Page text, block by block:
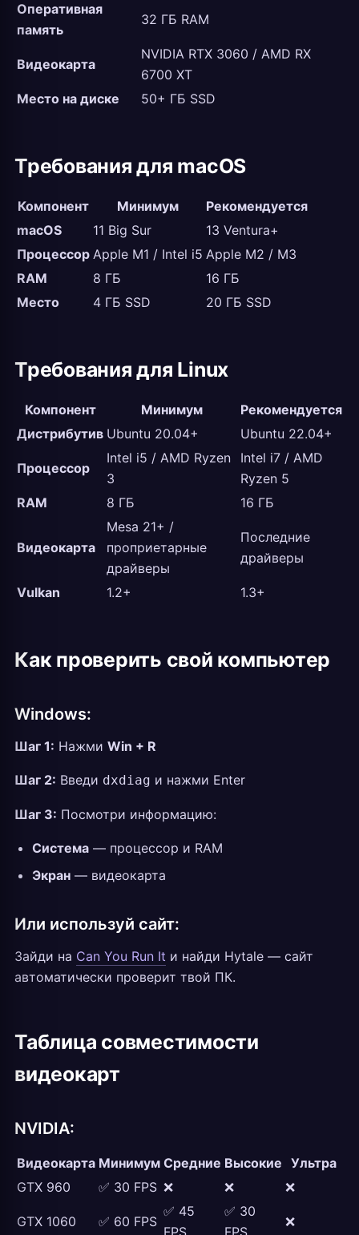
Оперативная
память
32 ГБ RAM
Видеокарта
NVIDIA RTX 3060 / AMD RX
6700 XT
Место на диске
50+ ГБ SSD
Требования для macOS
Компонент Минимум
Рекомендуется
macOS
11 Big Sur
13 Ventura+
Процессор Apple M1 / Intel i5 Apple M2 / M3
RAM
8 ГБ
16 ГБ
Место
4 ГБ SSD 20 ГБ SSD
Требования для Linux
Компонент Минимум
Рекомендуется
Дистрибутив Ubuntu 20.04+ Ubuntu 22.04+
Процессор
Intel i5 / AMD Ryzen
3
Intel i7 / AMD
Ryzen 5
RAM
8 ГБ 16 ГБ
Видеокарта
Mesa 21+ /
проприетарные
драйверы
Последние
драйверы
Vulkan 1.2+ 1.3+
Как проверить свой компьютер
Windows:
Шаг 1: Нажми Win + R
Шаг 2: Введи dxdiag и нажми Enter
Шаг 3: Посмотри информацию:
Система — процессор и RAM
Экран — видеокарта
Или используй сайт:
Зайди на Can You Run It и найди Hytale — сайт
автоматически проверит твой ПК.
Таблица совместимости
видеокарт
NVIDIA:
Видеокарта Минимум Средние Высокие Ультра
GTX 960
✅ 30 FPS ❌ ❌ ❌
GTX 1060 ✅ 60 FPS
✅ 45
FPS
✅ 30
FPS
❌